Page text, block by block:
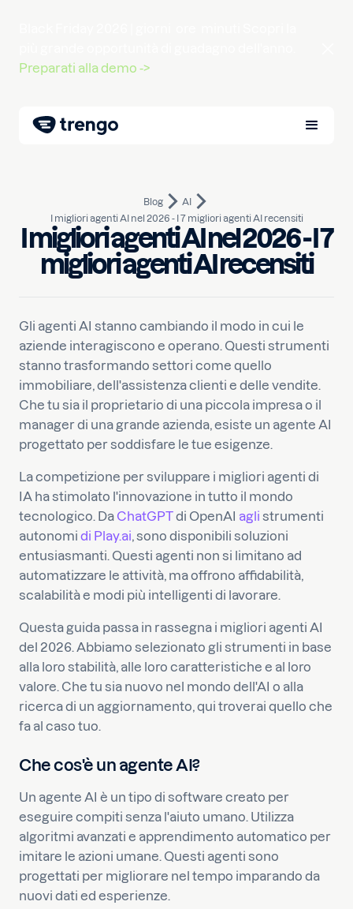
Preparati alla demo ->
Blog
AI
I migliori agenti AI nel 2026 - I 7 migliori agenti AI recensiti
I migliori agenti AI nel 2026 - I 7
migliori agenti AI recensiti
14 febbraio 2025 10min di lettura
Scritto daNauman
Gli agenti AI stanno cambiando il modo in cui le
aziende interagiscono e operano. Questi strumenti
stanno trasformando settori come quello
immobiliare, dell'assistenza clienti e delle vendite.
Che tu sia il proprietario di una piccola impresa o il
manager di una grande azienda, esiste un agente AI
progettato per soddisfare le tue esigenze.
La competizione per sviluppare i migliori agenti di
IA ha stimolato l'innovazione in tutto il mondo
tecnologico. Da ChatGPTdi OpenAI agli strumenti
autonomi di Play.ai, sono disponibili soluzioni
entusiasmanti. Questi agenti non si limitano ad
automatizzare le attività, ma offrono affidabilità,
scalabilità e modi più intelligenti di lavorare.
Questa guida passa in rassegna i migliori agenti AI
del 2026. Abbiamo selezionato gli strumenti in base
alla loro stabilità, alle loro caratteristiche e al loro
valore. Che tu sia nuovo nel mondo dell'AI o alla
ricerca di un aggiornamento, qui troverai quello che
fa al caso tuo.
Che cos'è un agente AI?
Un agente AI è un tipo di software creato per
eseguire compiti senza l'aiuto umano. Utilizza
algoritmi avanzati e apprendimento automatico per
imitare le azioni umane. Questi agenti sono
progettati per migliorare nel tempo imparando da
nuovi dati ed esperienze.